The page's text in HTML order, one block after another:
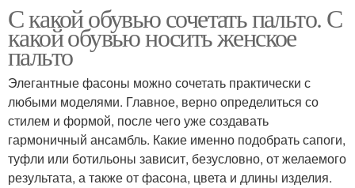
С какой обувью сочетать пальто. С
какой обувью носить женское
пальто
Элегантные фасоны можно сочетать практически с
любыми моделями. Главное, верно определиться со
стилем и формой, после чего уже создавать
гармоничный ансамбль. Какие именно подобрать сапоги,
туфли или ботильоны зависит, безусловно, от желаемого
результата, а также от фасона, цвета и длины изделия.